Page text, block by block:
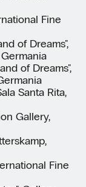
Fine
of Dreams",
of Dreams",
Santa Rita,
Gallery,
Fine